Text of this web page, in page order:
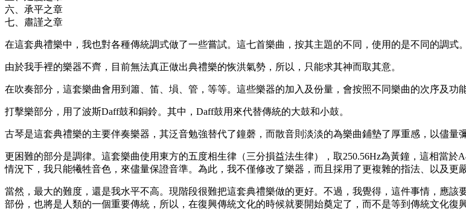
六、承平之章
七、肅謹之章
在這套典禮樂中，我也對各種傳統調式做了一些嘗試。這七首樂曲，按其主題的不同，使用的是不同的調式。
由於我手裡的樂器不齊，目前無法真正做出典禮樂的恢洪氣勢，所以，只能求其神而取其意。
在吹奏部分，這套樂曲會用到簫、笛、塤、管，等等。這些樂器的加入及份量，會按照不同樂曲的次序及功
打擊樂部分，用了波斯Daff鼓和銅鈴。其中，Daff鼓用來代替傳統的大鼓和小鼓。
古琴是這套典禮樂的主要伴奏樂器，其泛音勉強替代了鐘磬，而散音則淡淡的為樂曲鋪墊了厚重感，以儘量
更困難的部分是調律。這套樂曲使用東方的五度相生律（三分損益法生律），取250.56Hz為黃鐘，這相當
情況下，我只能犧牲音色，來儘量保證音準。為此，我不僅修改了樂器，而且採用了更複雜的指法、以及更
當然，最大的難度，還是我水平不高。現階段很難把這套典禮樂做的更好。不過，我覺得，這件事情，應
部份，也將是人類的一個重要傳統，所以，在復興傳統文化的時候就要開始奠定了，而不是等到傳統文化復